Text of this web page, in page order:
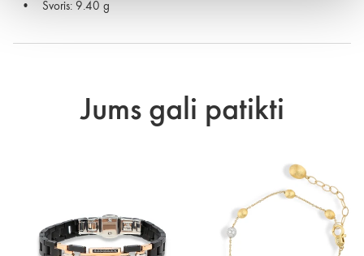
Svoris: 9.40 g
Jums gali patikti